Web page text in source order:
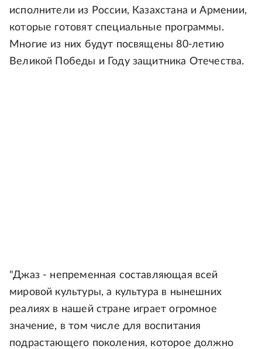
исполнители из России, Казахстана и Армении,
которые готовят специальные программы.
Многие из них будут посвящены 80-летию
Великой Победы и Году защитника Отечества.
"Джаз - непременная составляющая всей
мировой культуры, а культура в нынешних
реалиях в нашей стране играет огромное
значение, в том числе для воспитания
подрастающего поколения, которое должно